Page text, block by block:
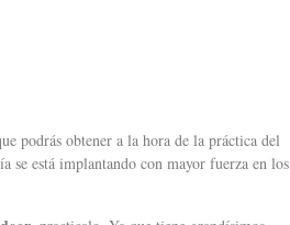
podrás obtener a la hora de la práctica del
se está implantando con mayor fuerza en los